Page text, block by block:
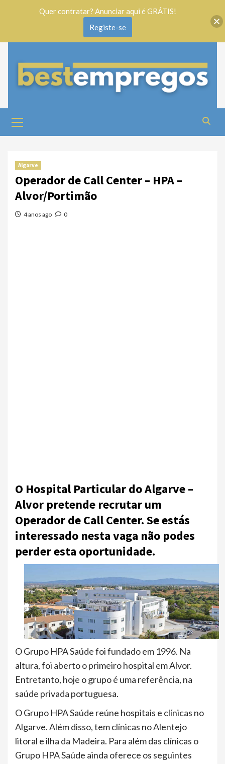
Algarve
Operador de Call Center – HPA –
Alvor/Portimão
4 anos ago 0
O Hospital Particular do Algarve –
Alvor pretende recrutar um
Operador de Call Center. Se estás
interessado nesta vaga não podes
perder esta oportunidade.
O Grupo HPA Saúde foi fundado em 1996. Na
altura, foi aberto o primeiro hospital em Alvor.
Entretanto, hoje o grupo é uma referência, na
saúde privada portuguesa.
O Grupo HPA Saúde reúne hospitais e clínicas no
Algarve. Além disso, tem clínicas no Alentejo
litoral e ilha da Madeira. Para além das clínicas o
Grupo HPA Saúde ainda oferece os seguintes
Quer contratar? Anunciar aqui é GRÁTIS!
Registe-se